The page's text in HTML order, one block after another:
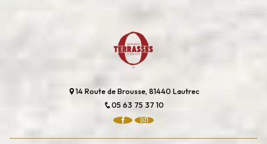
14 Route de Brousse, 81440 Lautrec
05 63 75 37 10